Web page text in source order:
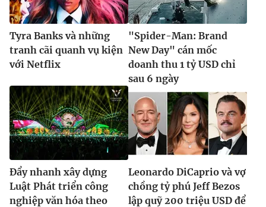
Tyra Banks và những
tranh cãi quanh vụ kiện
với Netflix
"Spider-Man: Brand
New Day" cán mốc
doanh thu 1 tỷ USD chỉ
sau 6 ngày
Đẩy nhanh xây dựng
Luật Phát triển công
nghiệp văn hóa theo
Leonardo DiCaprio và vợ
chồng tỷ phú Jeff Bezos
lập quỹ 200 triệu USD để